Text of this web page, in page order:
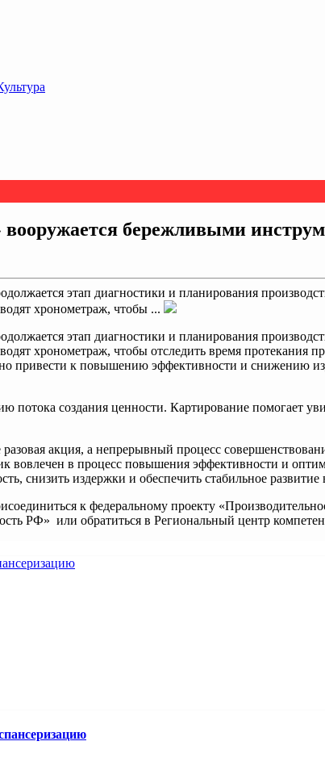
вооружается бережливыми
этап диагностики и планирования
хронометраж, чтобы ...
этап диагностики и планирования
хронометраж, чтобы отследить время протекания
привести к повышению эффективности и снижению
потока создания ценности. Картирование помогает
акция, а непрерывный процесс
вовлечен в процесс повышения эффективности и
снизить издержки и обеспечить стабильное развитие
к федеральному проекту
РФ» или обратиться в Региональный центр